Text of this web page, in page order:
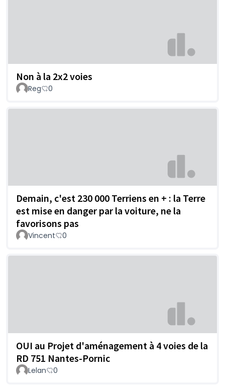
Non à la 2x2 voies
Reg 0
Demain, c'est 230 000 Terriens en + : la Terre
est mise en danger par la voiture, ne la
favorisons pas
Vincent 0
OUI au Projet d'aménagement à 4 voies de la
RD 751 Nantes-Pornic
Lelan 0